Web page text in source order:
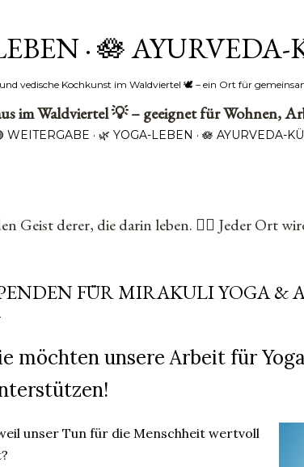
· 🪷
und vedische Kochkunst im Waldviertel 🕊️ – ein Ort für
im Waldviertel 💡 – geeignet für Wohnen,
WEITERGABE 🌿 YOGA-LEBEN 🪷 AYURVEDA-
Geist derer, die darin leben. 🧘‍♂️ Jeder Ort
FÜR MIRAKULI YOGA &
möchten unsere Arbeit für
unser Tun für die Menschheit wertvoll